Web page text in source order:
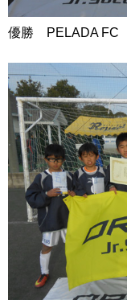
優勝 PELADA FC